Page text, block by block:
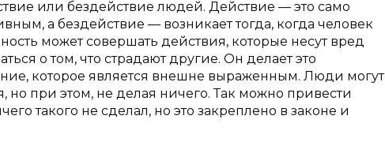
или бездействие людей. Действие — это само
а бездействие — возникает тогда, когда человек
может совершать действия, которые несут вред
о том, что страдают другие. Он делает это
которое является внешне выраженным. Люди могут
но при этом, не делая ничего. Так можно привести
такого не сделал, но это закреплено в законе и